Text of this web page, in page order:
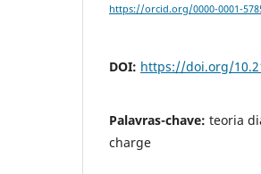
https://orcid.org/0000-0001-
DOI: https://doi.org/
Palavras-chave: teoria
charge